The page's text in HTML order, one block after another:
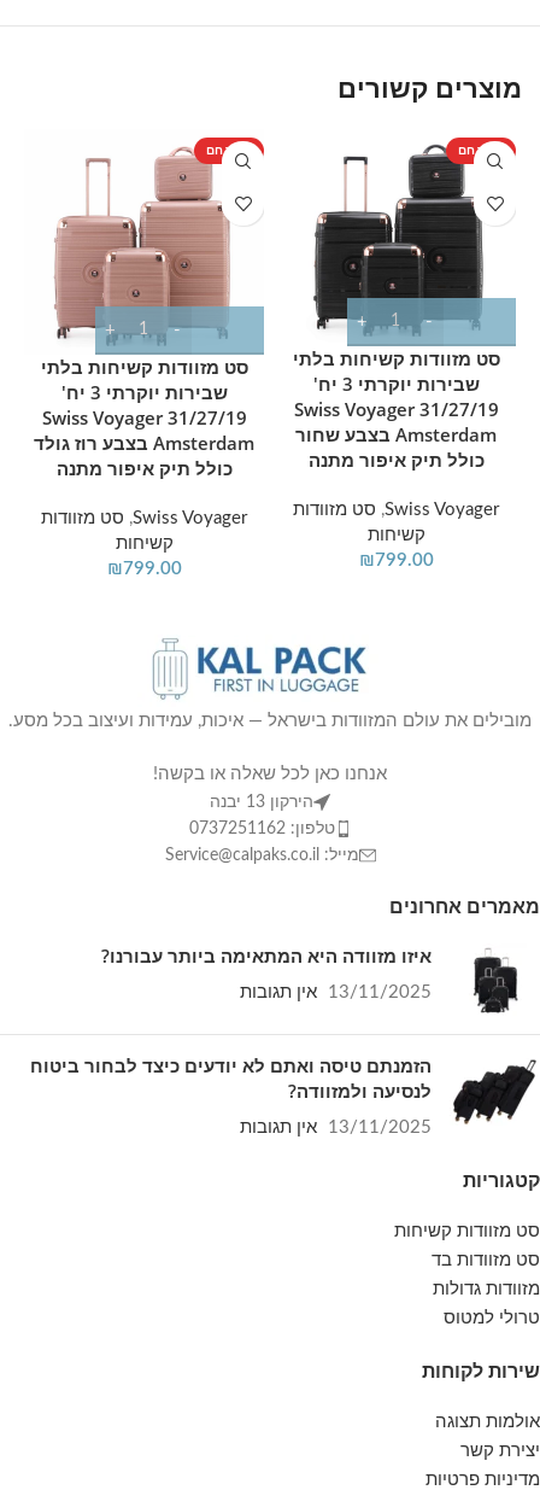
מוצרים קשורים
מוצר חם
סט מזוודות קשיחות בלתי
שבירות יוקרתי 3 יח'
31/27/19 Swiss Voyager
Amsterdam בצבע שחור
כולל תיק איפור מתנה
Swiss Voyager
, סט מזוודות
קשיחות
₪799.00
מוצר חם
סט מזוודות קשיחות בלתי
שבירות יוקרתי 3 יח'
31/27/19 Swiss Voyager
Amsterdam בצבע רוז גולד
כולל תיק איפור מתנה
Swiss Voyager
, סט מזוודות
קשיחות
₪799.00
מובילים את עולם המזוודות בישראל — איכות, עמידות ועיצוב בכל מסע.
אנחנו כאן לכל שאלה או בקשה!
הירקון 13 יבנה
טלפון: 0737251162
מייל: Service@calpaks.co.il
מאמרים אחרונים
איזו מזוודה היא המתאימה ביותר עבורנו?
13/11/2025 אין תגובות
הזמנתם טיסה ואתם לא יודעים כיצד לבחור ביטוח
לנסיעה ולמזוודה?
13/11/2025 אין תגובות
קטגוריות
סט מזוודות קשיחות
סט מזוודות בד
מזוודות גדולות
טרולי למטוס
שירות לקוחות
אולמות תצוגה
יצירת קשר
מדיניות פרטיות